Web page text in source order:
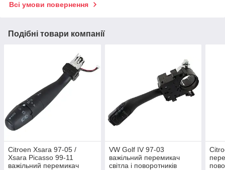
Всі умови повернення
Подібні товари компанії
Citroen Xsara 97-05 /
Xsara Picasso 99-11
важільний перемикач
VW Golf IV 97-03
важільний перемикач
світла і поворотників